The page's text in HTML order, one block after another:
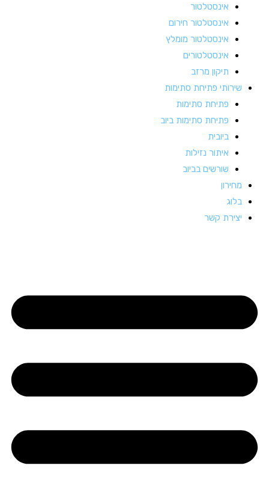
אינסטלטור
אינסטלטור חירום
אינסטלטור מומלץ
אינסטלטורים
תיקון מרזב
שירותי פתיחת סתימות
פתיחת סתימות
פתיחת סתימות ביוב
ביובית
איתור נזילות
שורשים בביוב
מחירון
בלוג
יצירת קשר